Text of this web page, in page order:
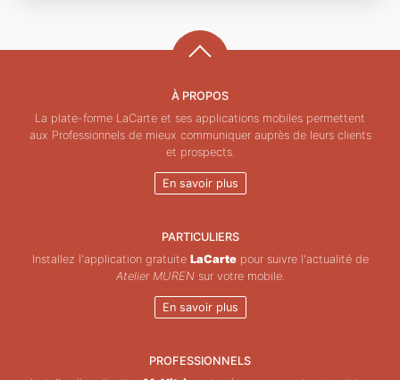
À PROPOS
La plate-forme LaCarte et ses applications mobiles permettent
aux Professionnels de mieux communiquer auprès de leurs clients
et prospects.
En savoir plus
PARTICULIERS
Installez l'application gratuite LaCartepour suivre l'actualité de
Atelier MURENsur votre mobile.
En savoir plus
PROFESSIONNELS